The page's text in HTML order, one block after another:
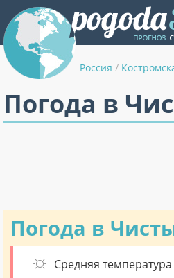
Россия /
Погода в
Погода в
Средняя